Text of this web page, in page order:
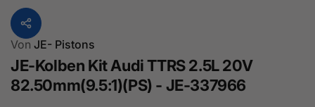
Von JE- Pistons
JE-Kolben Kit Audi TTRS 2.5L 20V
82.50mm(9.5:1)(PS) - JE-337966